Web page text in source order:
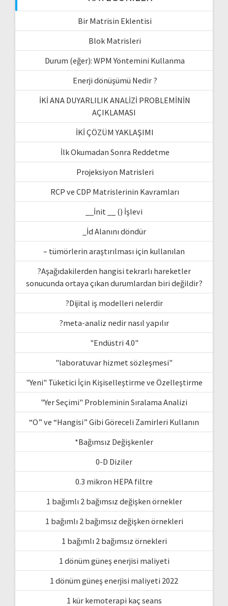
Bir Matrisin Eklentisi
Blok Matrisleri
Durum (eğer): WPM Yöntemini Kullanma
Enerji dönüşümü Nedir ?
İKİ ANA DUYARLILIK ANALİZİ PROBLEMİNİN
AÇIKLAMASI
İKİ ÇÖZÜM YAKLAŞIMI
İlk Okumadan Sonra Reddetme
Projeksiyon Matrisleri
RCP ve CDP Matrislerinin Kavramları
__İnit __ () İşlevi
_İd Alanını döndür
– tümörlerin araştırılması için kullanılan
?Aşağıdakilerden hangisi tekrarlı hareketler
sonucunda ortaya çıkan durumlardan biri değildir?
?Dijital iş modelleri nelerdir
?meta-analiz nedir nasıl yapılır
"Endüstri 4.0"
"laboratuvar hizmet sözleşmesi"
"Yeni" Tüketici İçin Kişiselleştirme ve Özelleştirme
"Yer Seçimi" Probleminin Sıralama Analizi
“O” ve “Hangisi” Gibi Göreceli Zamirleri Kullanın
*Bağımsız Değişkenler
0-D Diziler
0.3 mikron HEPA filtre
1 bağımlı 2 bağımsız değişken örnekler
1 bağımlı 2 bağımsız değişken örnekleri
1 bağımlı 2 bağımsız örnekleri
1 dönüm güneş enerjisi maliyeti
1 dönüm güneş enerjisi maliyeti 2022
1 kür kemoterapi kaç seans